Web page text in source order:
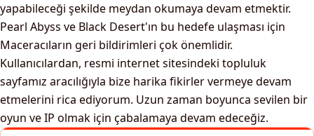
yapabileceği şekilde meydan okumaya devam etmektir.
Pearl Abyss ve Black Desert'ın bu hedefe ulaşması için
Maceracıların geri bildirimleri çok önemlidir.
Kullanıcılardan, resmi internet sitesindeki topluluk
sayfamız aracılığıyla bize harika fikirler vermeye devam
etmelerini rica ediyorum. Uzun zaman boyunca sevilen bir
oyun ve IP olmak için çabalamaya devam edeceğiz.